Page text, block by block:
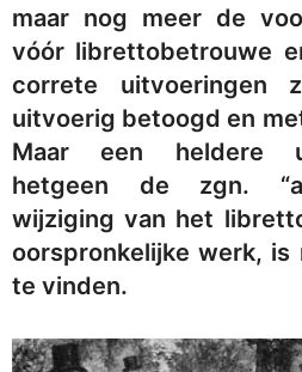
maar nog meer de
vóór librettobetrouwe
correte
uitvoerig betoogd en
Maar een heldere
hetgeen de zgn.
wijziging van het
oorspronkelijke werk, is
te vinden.